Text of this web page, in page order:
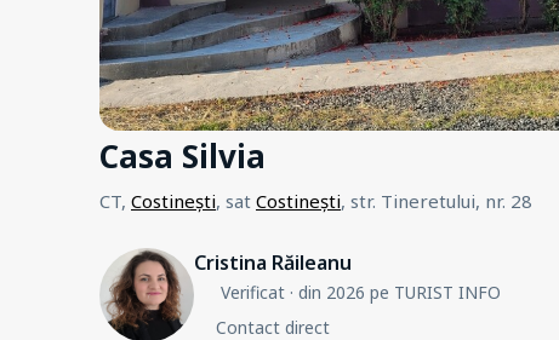
Casa Silvia
CT, Costinești, sat Costinești, str. Tineretului, nr. 28
Cristina Răileanu
Verificat· din 2026 pe TURIST INFO
Contact direct